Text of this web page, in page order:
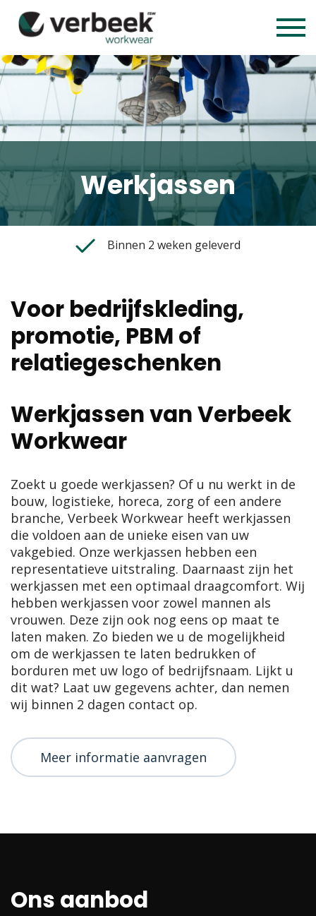
Werkjassen
Binnen 2 weken geleverd
Voor bedrijfskleding,
promotie, PBM of
relatiegeschenken
Werkjassen van Verbeek
Workwear
Zoekt u goede werkjassen? Of u nu werkt in de
bouw, logistieke, horeca, zorg of een andere
branche, Verbeek Workwear heeft werkjassen
die voldoen aan de unieke eisen van uw
vakgebied. Onze werkjassen hebben een
representatieve uitstraling. Daarnaast zijn het
werkjassen met een optimaal draagcomfort. Wij
hebben werkjassen voor zowel mannen als
vrouwen. Deze zijn ook nog eens op maat te
laten maken. Zo bieden we u de mogelijkheid
om de werkjassen te laten bedrukken of
borduren met uw logo of bedrijfsnaam. Lijkt u
dit wat? Laat uw gegevens achter, dan nemen
wij binnen 2 dagen contact op.
Meer informatie aanvragen
Ons aanbod